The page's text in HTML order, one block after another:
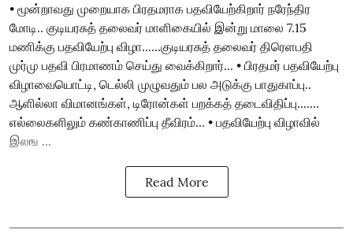
• மூன்றாவது முறையாக பிரதமராக பதவியேற்கிறார் நரேந்திர
மோடி.. குடியரசுத் தலைவர் மாளிகையில் இன்று மாலை 7.15
மணிக்கு பதவியேற்பு விழா......குடியரசுத் தலைவர் திரெளபதி
முர்மு பதவி பிரமாணம் செய்து வைக்கிறார்... • பிரதமர் பதவியேற்பு
விழாவையொட்டி, டெல்லி முழுவதும் பல அடுக்கு பாதுகாப்பு..
ஆளில்லா விமானங்கள், டிரோன்கள் பறக்கத் தடைவிதிப்பு.......
எல்லைகளிலும் கண்காணிப்பு தீவிரம்... • பதவியேற்பு விழாவில்
இலங ...
Read More